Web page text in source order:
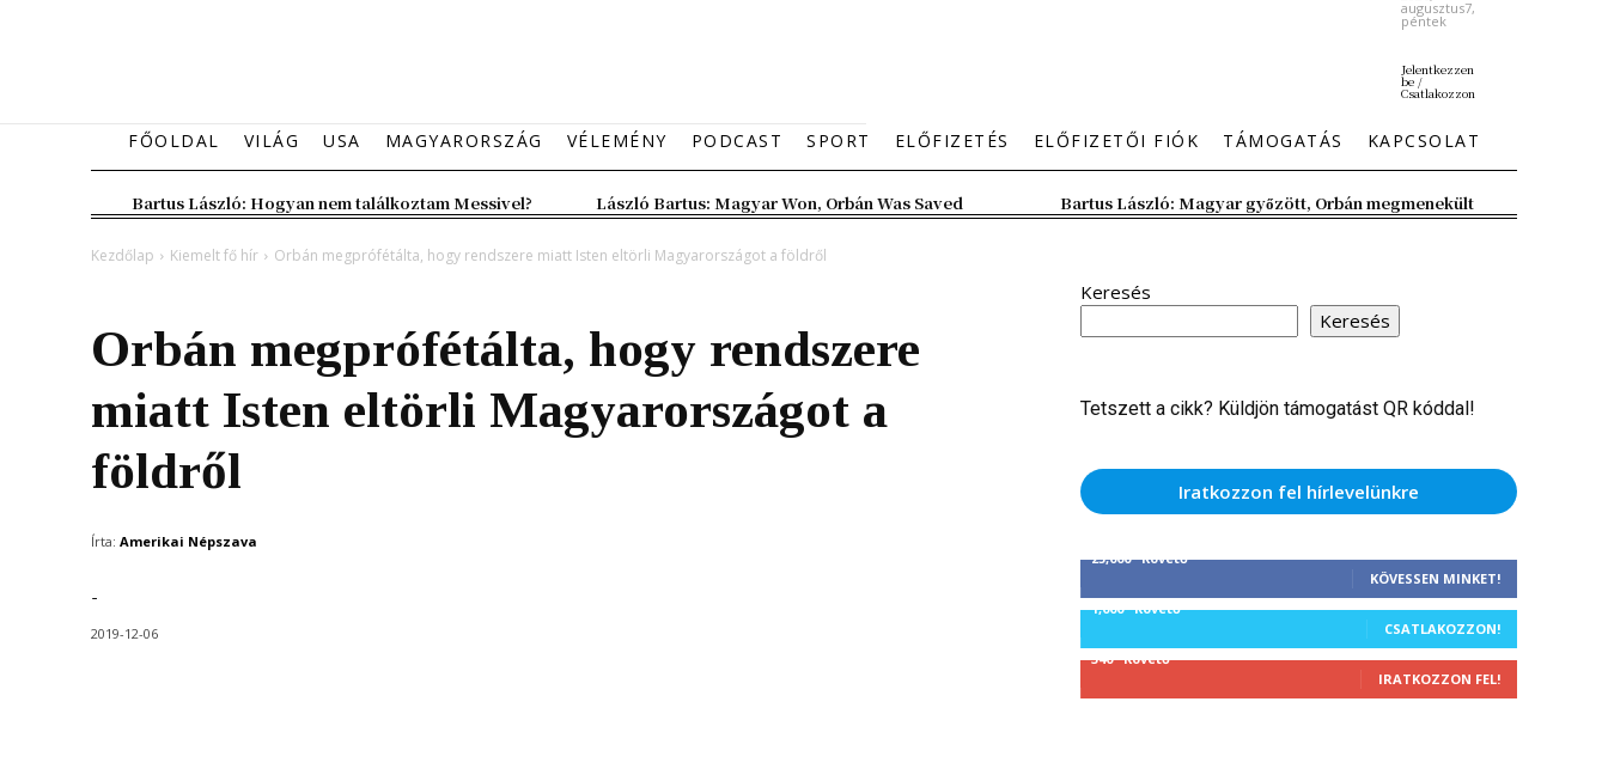
augusztus7,
péntek
Jelentkezzen
be /
Csatlakozzon
FŐOLDAL VILÁG USA MAGYARORSZÁG VÉLEMÉNY PODCAST SPORT ELŐFIZETÉS ELŐFIZETŐI FIÓK TÁMOGATÁS KAPCSOLAT
Bartus László: Hogyan nem találkoztam Messivel? László Bartus: Magyar Won, Orbán Was Saved Bartus László: Magyar győzött, Orbán megmenekült
Kezdőlap Kiemelt fő hír Orbán megprófétálta, hogy rendszere miatt Isten eltörli Magyarországot a földről
Orbán megprófétálta, hogy rendszere
miatt Isten eltörli Magyarországot a
földről
Írta: Amerikai Népszava
-
2019-12-06
Keresés
Keresés
Tetszett a cikk? Küldjön támogatást QR kóddal!
Iratkozzon fel hírlevelünkre
25,000 Követő
KÖVESSEN MINKET!
1,000 Követő
CSATLAKOZZON!
340 Követő
IRATKOZZON FEL!